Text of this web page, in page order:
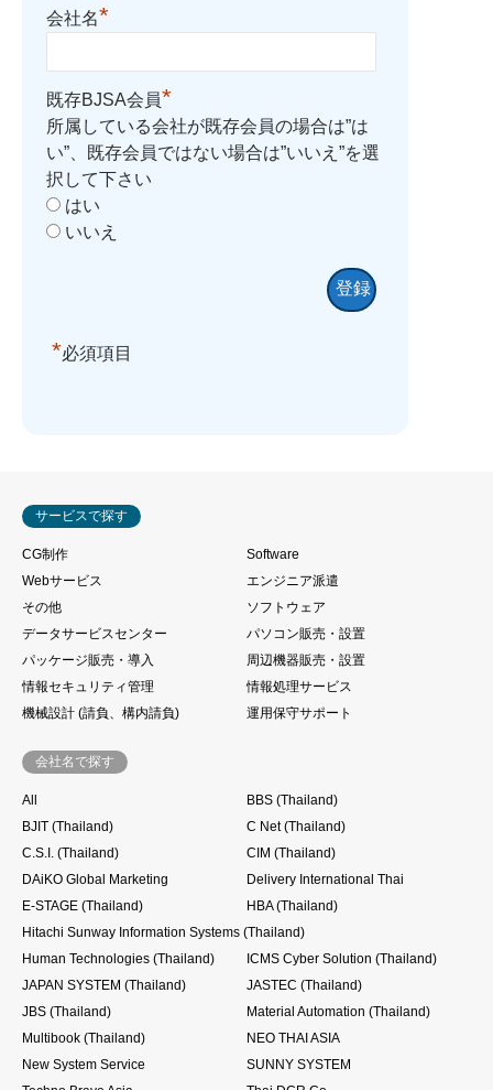
会社名*
既存BJSA会員*
所属している会社が既存会員の場合は”は
い”、既存会員ではない場合は”いいえ”を選
択して下さい
はい
いいえ
*必須項目
サービスで探す
CG制作
Software
Webサービス
エンジニア派遣
その他
ソフトウェア
データサービスセンター
パソコン販売・設置
パッケージ販売・導入
周辺機器販売・設置
情報セキュリティ管理
情報処理サービス
機械設計 (請負、構内請負)
運用保守サポート
会社名で探す
All
BBS (Thailand)
BJIT (Thailand)
C Net (Thailand)
C.S.I. (Thailand)
CIM (Thailand)
DAiKO Global Marketing
Delivery International Thai
E-STAGE (Thailand)
HBA (Thailand)
Hitachi Sunway Information Systems (Thailand)
Human Technologies (Thailand)
ICMS Cyber Solution (Thailand)
JAPAN SYSTEM (Thailand)
JASTEC (Thailand)
JBS (Thailand)
Material Automation (Thailand)
Multibook (Thailand)
NEO THAI ASIA
New System Service
SUNNY SYSTEM